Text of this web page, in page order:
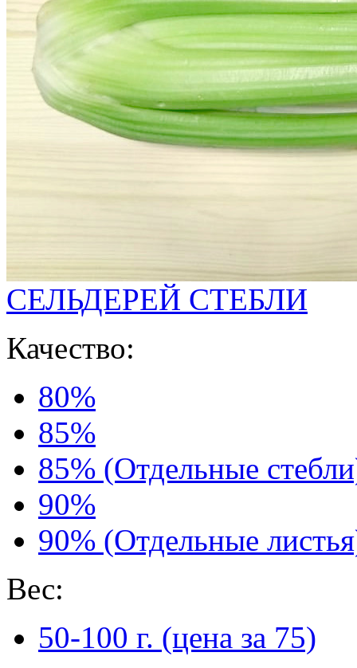
СЕЛЬДЕРЕЙ СТЕБЛИ
Качество:
80%
85%
85% (Отдельные
90%
90% (Отдельные
Вес:
50-100 г. (цена за 75)